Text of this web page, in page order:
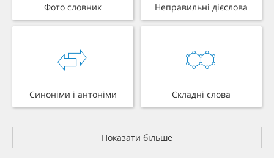
Фото словник Неправильні дієслова
Синоніми і антоніми Складні слова
Показати більше